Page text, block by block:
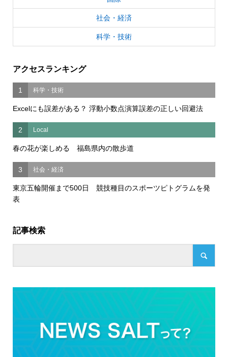
社会・経済
科学・技術
アクセスランキング
1 科学・技術
Excelにも誤差がある？ 浮動小数点演算誤差の正しい回避法
2 Local
春の花が楽しめる 福島県内の散歩道
3 社会・経済
東京五輪開催まで500日 競技種目のスポーツピトグラムを発
表
記事検索